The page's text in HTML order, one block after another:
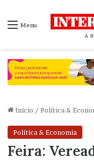
Menu
Início / Política &
Política & Economia
Feira: